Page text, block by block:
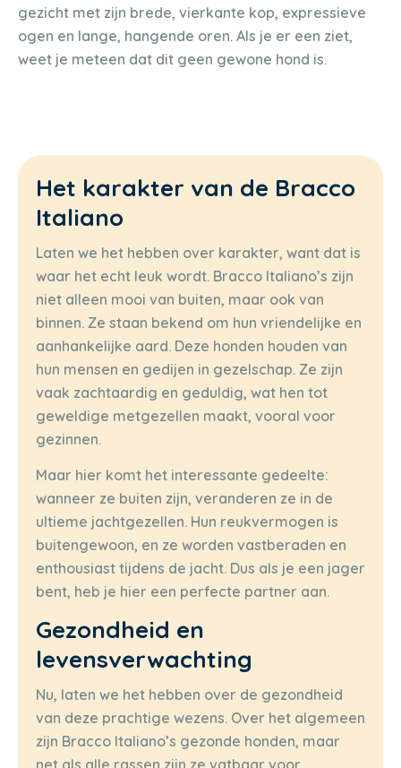
gezicht met zijn brede, vierkante kop, expressieve
ogen en lange, hangende oren. Als je er een ziet,
weet je meteen dat dit geen gewone hond is.
Het karakter van de Bracco
Italiano
Laten we het hebben over karakter, want dat is
waar het echt leuk wordt. Bracco Italiano’s zijn
niet alleen mooi van buiten, maar ook van
binnen. Ze staan bekend om hun vriendelijke en
aanhankelijke aard. Deze honden houden van
hun mensen en gedijen in gezelschap. Ze zijn
vaak zachtaardig en geduldig, wat hen tot
geweldige metgezellen maakt, vooral voor
gezinnen.
Maar hier komt het interessante gedeelte:
wanneer ze buiten zijn, veranderen ze in de
ultieme jachtgezellen. Hun reukvermogen is
buitengewoon, en ze worden vastberaden en
enthousiast tijdens de jacht. Dus als je een jager
bent, heb je hier een perfecte partner aan.
Gezondheid en
levensverwachting
Nu, laten we het hebben over de gezondheid
van deze prachtige wezens. Over het algemeen
zijn Bracco Italiano’s gezonde honden, maar